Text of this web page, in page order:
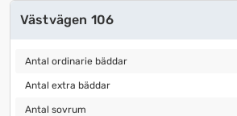
Västvägen 106
Antal ordinarie bäddar
Antal ordinarie bäddar
Antal extra bäddar
Antal extra bäddar
Antal sovrum
Antal sovrum